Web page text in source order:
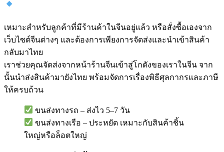
เหมาะสำหรับลูกค้าที่มีร้านค้าในจีนอยู่แล้ว หรือสั่งซื้อเองจาก
เว็บไซต์จีนต่างๆ และต้องการเพียงการจัดส่งและนำเข้าสินค้า
กลับมาไทย
เราช่วยคุณจัดส่งจากหน้าร้านจีนเข้าสู่โกดังของเราในจีน จาก
นั้นนำส่งสินค้ามายังไทย พร้อมจัดการเรื่องพิธีศุลกากรและภาษี
ให้ครบถ้วน
ขนส่งทางรถ – ส่งไว 5–7 วัน
ขนส่งทางเรือ – ประหยัด เหมาะกับสินค้าชิ้น
ใหญ่หรือล็อตใหญ่